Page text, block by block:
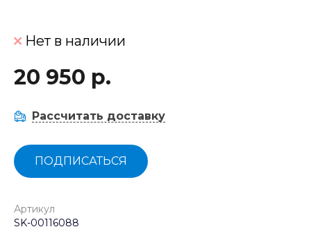
Нет в наличии
20 950 р.
Рассчитать доставку
ПОДПИСАТЬСЯ
Артикул
SK-00116088